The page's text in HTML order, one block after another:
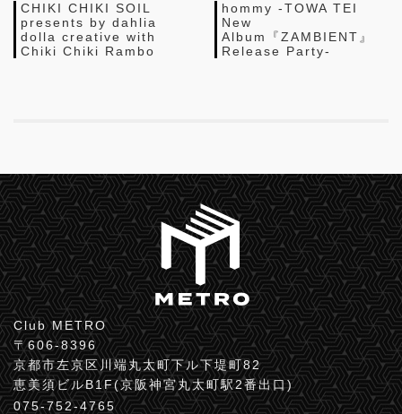
CHIKI CHIKI SOIL
presents by dahlia
dolla creative with
Chiki Chiki Rambo
hommy -TOWA TEI
New
Album『ZAMBIENT』
Release Party-
Club METRO
〒606-8396
京都市左京区川端丸太町下ル下堤町82
恵美須ビルB1F(京阪神宮丸太町駅2番出口)
075-752-4765